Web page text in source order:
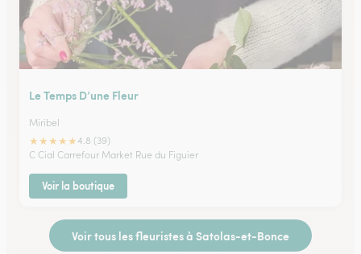
Le Temps D’une Fleur
Miribel
★★★★★4.8 (39)
C Cial Carrefour Market Rue du Figuier
Voir la boutique
Voir tous les fleuristes à Satolas-et-Bonce